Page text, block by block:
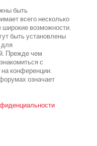
быть
всего несколько
широкие возможности.
быть установлены
для
Прежде чем
с
конференции.
означает